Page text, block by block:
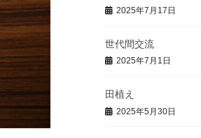
2025年7月17日
世代間交流
2025年7月1日
田植え
2025年5月30日